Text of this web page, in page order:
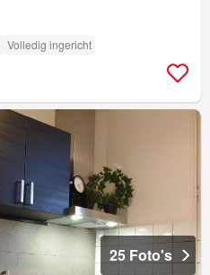
Volledig ingericht
25 Foto's